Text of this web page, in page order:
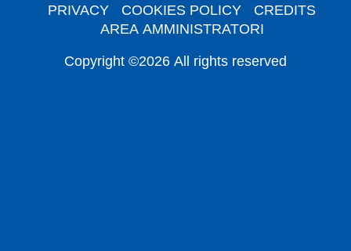
Copyright ©2026 All rights reserved
PRIVACY COOKIES POLICY
CREDITS
AREA AMMINISTRATORI